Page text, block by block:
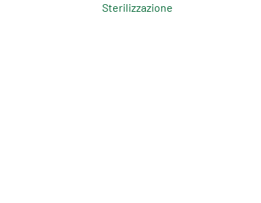
Sterilizzazione